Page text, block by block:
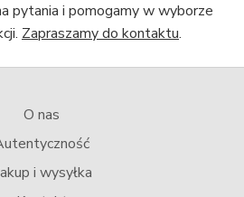
pytania i pomogamy w wyborze
Zapraszamy do kontaktu.
O nas
i wysyłka